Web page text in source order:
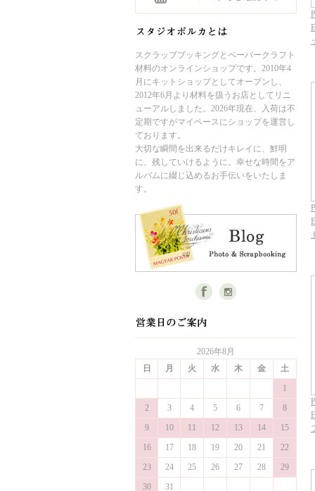
スクラップブッキングとペーパークラフト
材料のオンラインショップです。2010年4
月にキットショップとしてオープンし、
2012年6月より材料を扱うお店としてリニ
ューアルしました。2026年現在、入荷は不
定期ですがマイペースにショップを運営し
ております。
大切な瞬間を出来るだけキレイに、鮮明
に、残していけるように。幸せな時間をア
ルバムに綴じ込めるお手伝いをいたしま
す。
2026年8月
日
月 火 水 木 金
土
1
2
3 4 5 6 7
8
9
10 11 12 13 14
15
16
17 18 19 20 21
22
23
24 25 26 27 28
29
30
31